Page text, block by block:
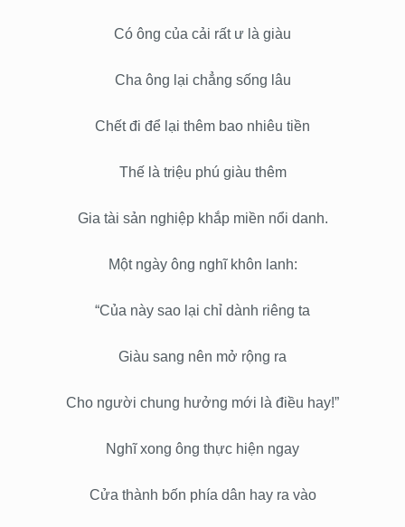
Có ông của cải rất ư là giàu
Cha ông lại chẳng sống lâu
Chết đi để lại thêm bao nhiêu tiền
Thế là triệu phú giàu thêm
Gia tài sản nghiệp khắp miền nổi danh.
Một ngày ông nghĩ khôn lanh:
“Của này sao lại chỉ dành riêng ta
Giàu sang nên mở rộng ra
Cho người chung hưởng mới là điều hay!”
Nghĩ xong ông thực hiện ngay
Cửa thành bốn phía dân hay ra vào